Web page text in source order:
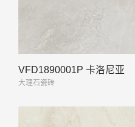
VFD1890001P 卡洛尼亚
大理石瓷砖